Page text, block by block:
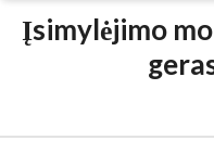
Įsimylėjimo